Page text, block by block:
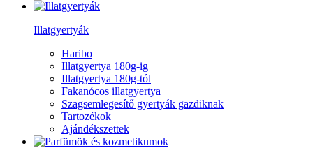
Illatgyertyák
Haribo
Illatgyertya 180g-ig
Illatgyertya 180g-tól
Fakanócos illatgyertya
Szagsemlegesítő gyertyák gazdiknak
Tartozékok
Ajándékszettek